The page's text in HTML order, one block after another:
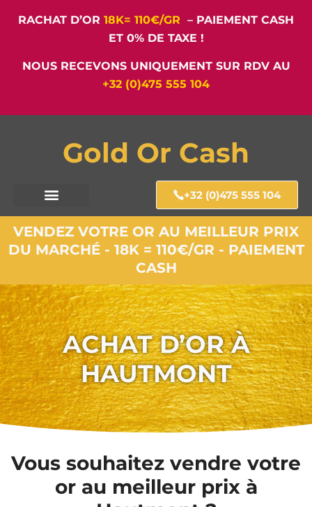
RACHAT D’OR 18K= 110€/GR – PAIEMENT CASH
ET 0% DE TAXE !
NOUS RECEVONS UNIQUEMENT SUR RDV AU
+32 (0)475 555 104
Gold Or Cash
+32 (0)475 555 104
VENDEZ VOTRE OR AU MEILLEUR PRIX
DU MARCHÉ - 18K = 110€/GR - PAIEMENT
CASH
ACHAT D’OR À
HAUTMONT
Vous souhaitez vendre votre
or au meilleur prix à